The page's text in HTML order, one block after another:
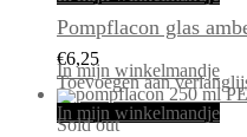
Pompflacon glas
€6,25
In mijn winkelmandje
Toevoegen aan
In mijn winkelmandje
Sold out